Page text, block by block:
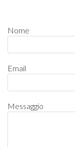
Nome
Email
Messaggio